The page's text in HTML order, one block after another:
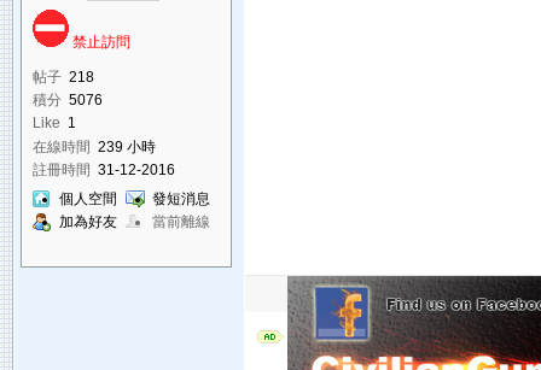
禁止訪問
帖子 218
積分 5076
Like 1
在線時間 239 小時
註冊時間 31-12-2016
個人空間
發短消息
加為好友
當前離線